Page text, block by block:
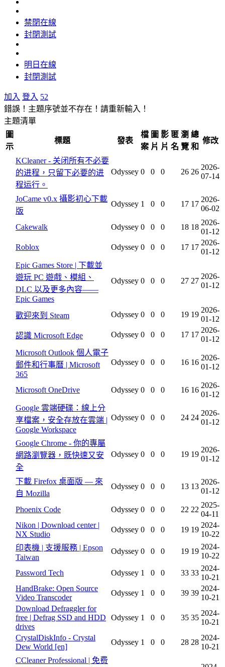
禁閉在線
封閉測試
明日在線
封閉測試
加入 登入 52
錯誤！主題序號並不存在！請重新輸入！
主題清單
圖
示
標題 發表
檔
案
圖
片
影
片
匿
名
瀏
覽
總
和
修改
KCleaner - 关闭所有不必要
的进程，只留下必要的进
程运行。
Odyssey 0 0 0 26 26
2026-
07-14
JoCame v0.x 攝影初心下載
版
Odyssey 1 0 0 17 17
2026-
06-02
Cakewalk Odyssey 0 0 0 18 18
2026-
01-12
Roblox
Odyssey 0 0 0 17 17
2026-
01-12
Epic Games Store | 下載並
遊玩 PC 遊戲、模組、
DLC 以及更多內容——
Epic Games
Odyssey 0 0 0 27 27
2026-
01-12
歡迎來到 Steam Odyssey 0 0 0 19 19
2026-
01-12
認識 Microsoft Edge
Odyssey 0 0 0 17 17
2026-
01-12
Microsoft Outlook 個人電子
郵件和行事曆 | Microsoft
365
Odyssey 0 0 0 16 16
2026-
01-12
Microsoft OneDrive Odyssey 0 0 0 16 16
2026-
01-12
Google 雲端硬碟：線上分
享檔案，安全存放在雲端 |
Google Workspace
Odyssey 0 0 0 24 24
2026-
01-12
Google Chrome - 你的專屬
網路瀏覽器，既快速又安
全
Odyssey 0 0 0 19 19
2026-
01-12
下載 Firefox 桌面版 — 來
自 Mozilla
Odyssey 0 0 0 13 13
2026-
01-12
Phoenix Code Odyssey 0 0 0 22 22
2025-
04-11
Nikon | Download center |
NX Studio
Odyssey 0 0 0 19 19
2024-
10-22
印表機 | 支援服務 | Epson
Taiwan
Odyssey 0 0 0 19 19
2024-
10-22
Password Tech
Odyssey 1 0 0 33 33
2024-
10-21
HandBrake: Open Source
Video Transcoder
Odyssey 1 0 0 39 39
2024-
10-21
Download Defraggler for
free | Defrag SSD and HDD
drives
Odyssey 1 0 0 35 35
2024-
10-21
CrystalDiskInfo - Crystal
Dew World [en]
Odyssey 1 0 0 28 28
2024-
10-21
CCleaner Professional | 免费